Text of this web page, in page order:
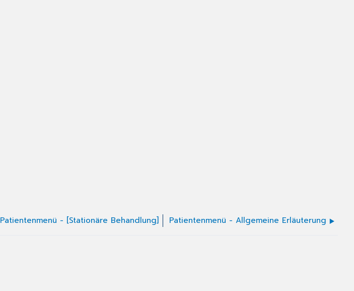
Patientenmenü - [Stationäre Behandlung] Patientenmenü - Allgemeine Erläuterung